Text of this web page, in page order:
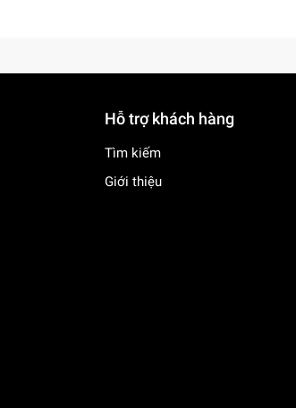
Hỗ trợ khách hàng
Tìm kiếm
Giới thiệu